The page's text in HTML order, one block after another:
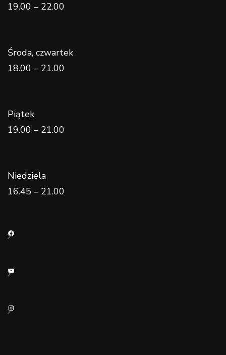
19.00 – 22.00
Środa, czwartek
18.00 – 21.00
Piątek
19.00 – 21.00
Niedziela
16.45 – 21.00
Facebook
YouTube
Instagram